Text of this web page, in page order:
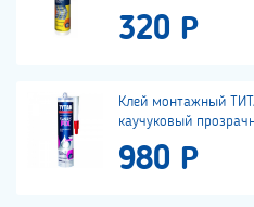
320 Р
Клей монтажный
каучуковый
980 Р